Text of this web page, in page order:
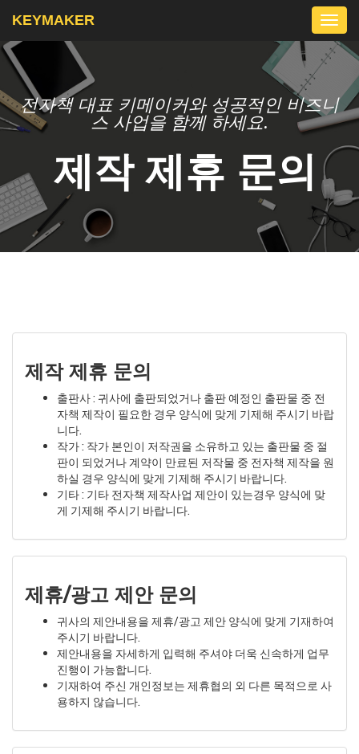
KEYMAKER
전자책 대표 키메이커와 성공적인 비즈니
스 사업을 함께 하세요.
제작 제휴 문의
제작 제휴 문의
출판사 : 귀사에 출판되었거나 출판 예정인 출판물 중 전
자책 제작이 필요한 경우 양식에 맞게 기제해 주시기 바랍
니다.
작가 : 작가 본인이 저작권을 소유하고 있는 출판물 중 절
판이 되었거나 계약이 만료된 저작물 중 전자책 제작을 원
하실 경우 양식에 맞게 기제해 주시기 바랍니다.
기타 : 기타 전자책 제작사업 제안이 있는경우 양식에 맞
게 기제해 주시기 바랍니다.
제휴/광고 제안 문의
귀사의 제안내용을 제휴/광고 제안 양식에 맞게 기재하여
주시기 바랍니다.
제안내용을 자세하게 입력해 주셔야 더욱 신속하게 업무
진행이 가능합니다.
기재하여 주신 개인정보는 제휴협의 외 다른 목적으로 사
용하지 않습니다.